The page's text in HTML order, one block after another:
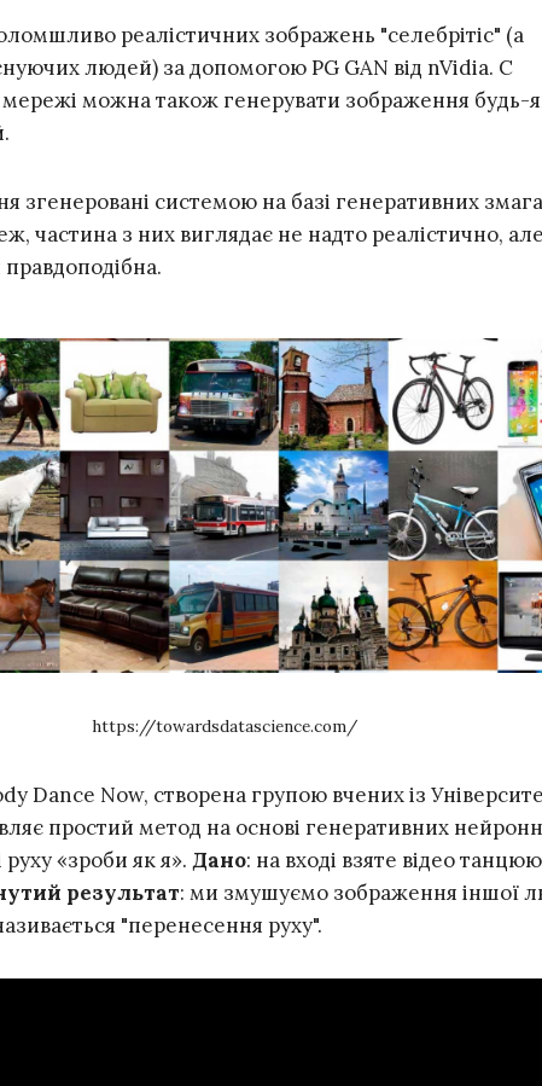
реалістичних зображень "селебрітіс" (а
людей) за допомогою PG GAN від nVidia. C
можна також генерувати зображення будь-
згенеровані системою на базі генеративних
частина з них виглядає не надто реалістично,
https://towardsdatascience.com/
Dance Now, створена групою вчених із
простий метод на основі генеративних
«зроби як я».Дано: на вході взяте відео
результат: ми змушуємо зображення іншої
"перенесення руху".